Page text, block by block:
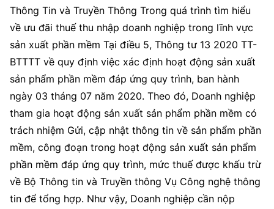
Thông Tin và Truyền Thông Trong quá trình tìm hiểu
về ưu đãi thuế thu nhập doanh nghiệp trong lĩnh vực
sản xuất phần mềm Tại điều 5, Thông tư 13 2020 TT-
BTTTT về quy định việc xác định hoạt động sản xuất
sản phẩm phần mềm đáp ứng quy trình, ban hành
ngày 03 tháng 07 năm 2020. Theo đó, Doanh nghiệp
tham gia hoạt động sản xuất sản phẩm phần mềm có
trách nhiệm Gửi, cập nhật thông tin về sản phẩm phần
mềm, công đoạn trong hoạt động sản xuất sản phẩm
phần mềm đáp ứng quy trình, mức thuế được khấu trừ
về Bộ Thông tin và Truyền thông Vụ Công nghệ thông
tin để tổng hợp. Như vậy, Doanh nghiệp cần nộp